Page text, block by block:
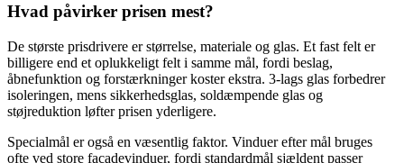
Hvad påvirker prisen mest?
De største prisdrivere er størrelse, materiale og glas. Et fast felt er
billigere end et oplukkeligt felt i samme mål, fordi beslag,
åbnefunktion og forstærkninger koster ekstra. 3-lags glas forbedrer
isoleringen, mens sikkerhedsglas, soldæmpende glas og
støjreduktion løfter prisen yderligere.
Specialmål er også en væsentlig faktor. Vinduer efter mål bruges
ofte ved store facadevinduer, fordi standardmål sjældent passer